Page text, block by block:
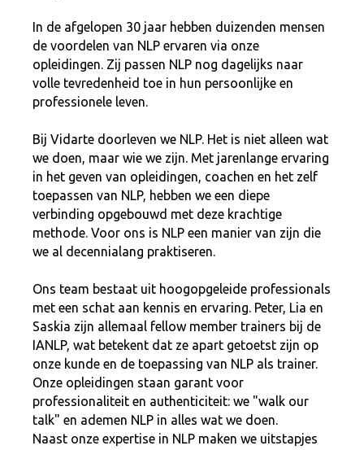
In de afgelopen 30 jaar hebben duizenden mensen
de voordelen van NLP ervaren via onze
opleidingen. Zij passen NLP nog dagelijks naar
volle tevredenheid toe in hun persoonlijke en
professionele leven.
Bij Vidarte doorleven we NLP. Het is niet alleen wat
we doen, maar wie we zijn. Met jarenlange ervaring
in het geven van opleidingen, coachen en het zelf
toepassen van NLP, hebben we een diepe
verbinding opgebouwd met deze krachtige
methode. Voor ons is NLP een manier van zijn die
we al decennialang praktiseren.
Ons team bestaat uit hoogopgeleide professionals
met een schat aan kennis en ervaring. Peter, Lia en
Saskia zijn allemaal fellow member trainers bij de
IANLP, wat betekent dat ze apart getoetst zijn op
onze kunde en de toepassing van NLP als trainer.
Onze opleidingen staan garant voor
professionaliteit en authenticiteit: we "walk our
talk" en ademen NLP in alles wat we doen.
Naast onze expertise in NLP maken we uitstapjes